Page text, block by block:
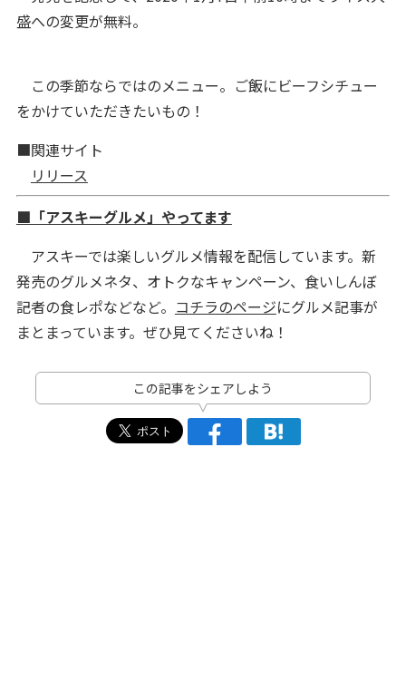
盛への変更が無料。
この季節ならではのメニュー。ご飯にビーフシチュー
をかけていただきたいもの！
■関連サイト
リリース
■「アスキーグルメ」やってます
アスキーでは楽しいグルメ情報を配信しています。新
発売のグルメネタ、オトクなキャンペーン、食いしんぼ
記者の食レポなどなど。 コチラのページにグルメ記事が
まとまっています。ぜひ見てくださいね！
この記事をシェアしよう